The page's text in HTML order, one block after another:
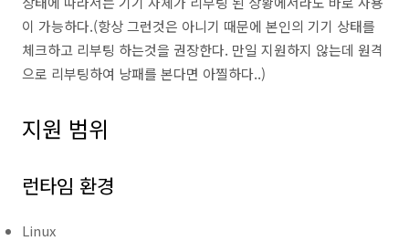
이 가능하다.(항상 그런것은 아니기 때문에 본인의 기기 상태를
체크하고 리부팅 하는것을 권장한다. 만일 지원하지 않는데 원격
으로 리부팅하여 낭패를 본다면 아찔하다..)
지원 범위
런타임 환경
Linux